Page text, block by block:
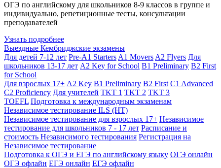
ОГЭ по английскому для школьников 8-9 классов в группе и
индивидуально, репетиционные тесты, консультации
преподавателей
Узнать подробнее
Выездные Кембриджские экзамены
Для детей 7-12 лет Pre-A1 Starters A1 Movers A2 Flyers Для
школьников 13-17 лет A2 Key for School B1 Preliminary B2 First
for School
Для взрослых 17+ A2 Key B1 Preliminary B2 First C1 Advanced
C2 Proficiency Для учителей TKT 1 TKT 2 TKT 3
TOEFL Подготовка к международным экзаменам
Независимое тестирование ILS (НТ)
Независимое тестирование для взрослых 17+ Независимое
тестирование для школьников 7 - 17 лет Расписание и
стоимость Независимого тестирования Регистрация на
Независимое тестирование
Подготовка к ОГЭ и ЕГЭ по английскому языку ОГЭ онлайн
ОГЭ офлайн ЕГЭ онлайн ЕГЭ офлайн